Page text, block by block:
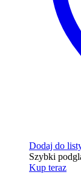
Dodaj do
Szybki
Kup teraz